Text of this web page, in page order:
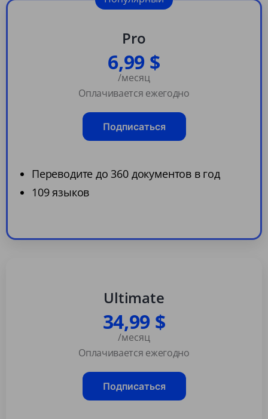
Pro
6,99 $
/месяц
Оплачивается ежегодно
Подписаться
Переводите до 360 документов в год
109 языков
Ultimate
34,99 $
/месяц
Оплачивается ежегодно
Подписаться